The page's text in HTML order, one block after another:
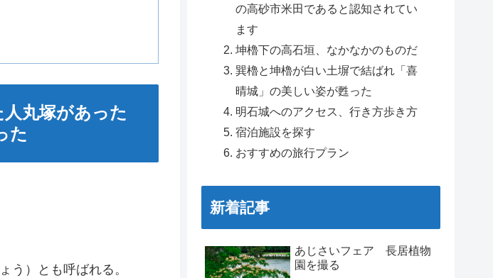
丸塚があった
た
う）とも呼ばれる。
の高砂市米田であると認知されてい
ます
坤櫓下の高石垣、なかなかのものだ
巽櫓と坤櫓が白い土塀で結ばれ「喜
晴城」の美しい姿が甦った
明石城へのアクセス、行き方歩き方
宿泊施設を探す
おすすめの旅行プラン
新着記事
あじさいフェア 長居植物
園を撮る